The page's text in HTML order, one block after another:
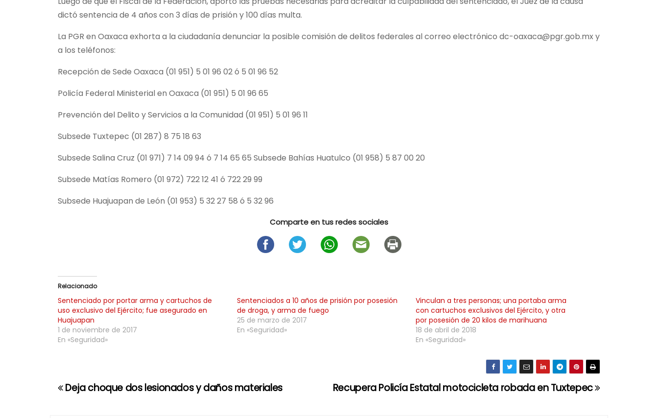
dictó sentencia de 4 años con 3 días de prisión y 100 días multa.
La PGR en Oaxaca exhorta a la ciudadanía denunciar la posible comisión de delitos federales al correo electrónico dc-oaxaca@pgr.gob.mx y
a los teléfonos:
Recepción de Sede Oaxaca (01 951) 5 01 96 02 ó 5 01 96 52
Policía Federal Ministerial en Oaxaca (01 951) 5 01 96 65
Prevención del Delito y Servicios a la Comunidad (01 951) 5 01 96 11
Subsede Tuxtepec (01 287) 8 75 18 63
Subsede Salina Cruz (01 971) 7 14 09 94 ó 7 14 65 65 Subsede Bahías Huatulco (01 958) 5 87 00 20
Subsede Matías Romero (01 972) 722 12 41 ó 722 29 99
Subsede Huajuapan de León (01 953) 5 32 27 58 ó 5 32 96
Comparte en tus redes sociales
Relacionado
Sentenciado por portar arma y cartuchos de
uso exclusivo del Ejército; fue asegurado en
Huajuapan
1 de noviembre de 2017
En «Seguridad»
Sentenciados a 10 años de prisión por posesión
de droga, y arma de fuego
25 de marzo de 2017
En «Seguridad»
Vinculan a tres personas; una portaba arma
con cartuchos exclusivos del Ejército, y otra
por posesión de 20 kilos de marihuana
18 de abril de 2018
En «Seguridad»
N
Recupera Policía Estatal motocicleta robada en Tuxtepec
Deja choque dos lesionados y daños materiales